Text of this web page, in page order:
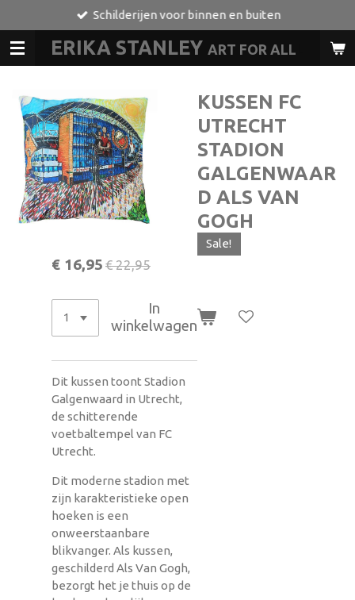
direct
naar
de
ERIKA STANLEY ART FOR ALL
Schilderijen voor binnen en buiten
KUSSEN FC
UTRECHT
STADION
GALGENWAAR
D ALS VAN
GOGH
Sale!
€ 16,95 € 22,95
In
winkelwagen
Dit kussen toont Stadion
Galgenwaard in Utrecht,
de schitterende
voetbaltempel van FC
Utrecht.
Dit moderne stadion met
zijn karakteristieke open
hoeken is een
onweerstaanbare
blikvanger. Als kussen,
geschilderd Als Van Gogh,
bezorgt het je thuis op de